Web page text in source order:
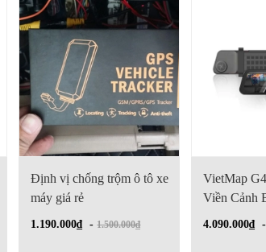
Định vị chống trộm ô tô xe
máy giá rẻ
1.190.000₫ -1.500.000₫
VietMap
Viền Cảnh
4.090.000₫